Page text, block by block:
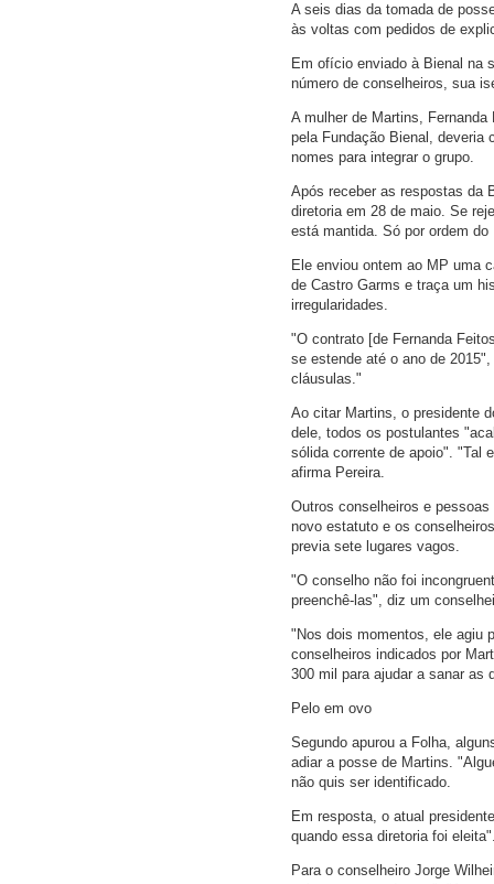
A seis dias da tomada de
às voltas com pedidos de
Em ofício enviado à Bienal na
número de conselheiros, sua
A mulher de Martins,
pela Fundação Bienal, deveria
nomes para integrar o grupo.
Após receber as respostas da
diretoria em 28 de maio. Se
está mantida. Só por ordem
Ele enviou ontem ao MP uma
de Castro Garms e traça um
irregularidades.
"O contrato [de Fernanda
se estende até o ano de
cláusulas."
Ao citar Martins, o presidente
dele, todos os postulantes
sólida corrente de apoio". "Tal
afirma Pereira.
Outros conselheiros e
novo estatuto e os
previa sete lugares vagos.
"O conselho não foi
preenchê-las", diz um
"Nos dois momentos, ele agiu
conselheiros indicados por
300 mil para ajudar a sanar as
Pelo em ovo
Segundo apurou a Folha,
adiar a posse de Martins.
não quis ser identificado.
Em resposta, o atual
quando essa diretoria foi
Para o conselheiro Jorge